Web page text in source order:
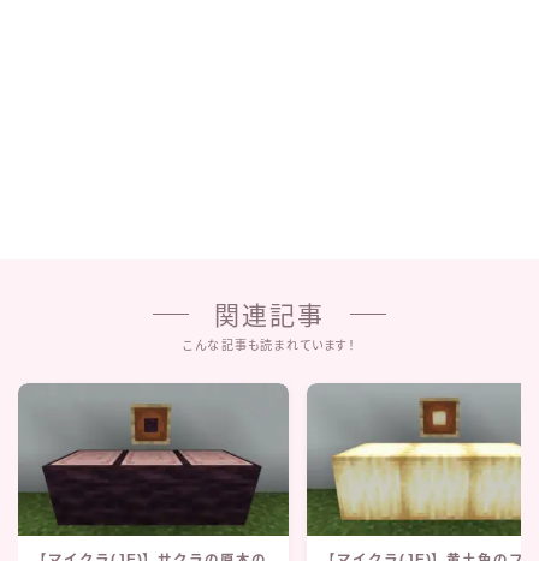
関連記事
こんな記事も読まれています！